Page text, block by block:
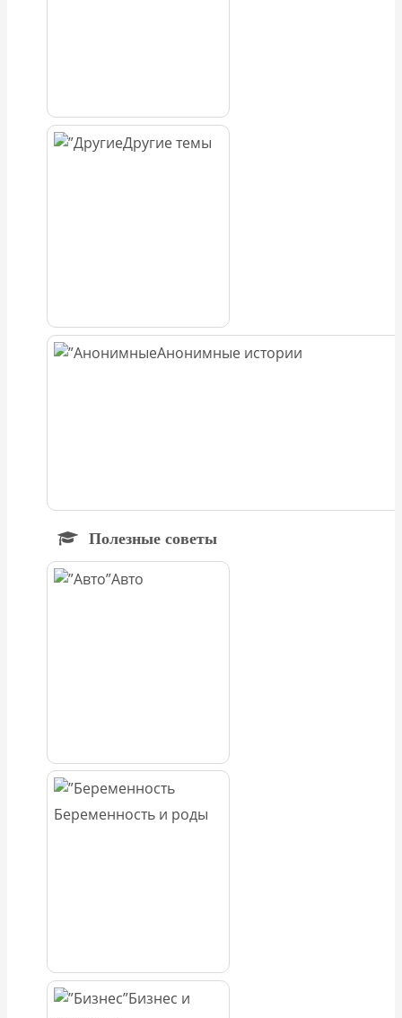
Другие темы
Анонимные истории
Полезные советы
Авто
Беременность и роды
Бизнес и